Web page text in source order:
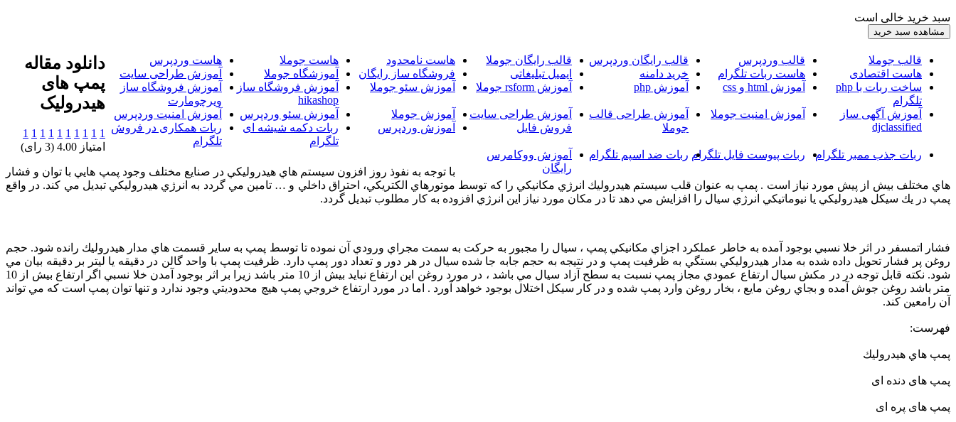
سبد خرید خالی است
قالب جوملا قالب وردپرس قالب رایگان وردپرس قالب رایگان جوملا هاست نامحدود هاست جوملا
هاست وردپرس
هاست اقتصادی
هاست ربات تلگرام خرید دامنه ایمیل تبلیغاتی فروشگاه ساز رایگان آموزشگاه جوملا
آموزش طراحی سایت
ساخت ربات با php
تلگرام
آموزش html و css آموزش php آموزش rsform جوملا آموزش سئو جوملا
آموزش فروشگاه ساز
hikashop
آموزش فروشگاه ساز
ویرچومارت
آموزش آگهی ساز
djclassified
آموزش امنیت جوملا
آموزش طراحی قالب
جوملا
آموزش طراحی سایت
فروش فایل
آموزش جوملا آموزش سئو وردپرس
آموزش امنیت وردپرس
آموزش وردپرس
ربات دکمه شیشه ای
تلگرام
ربات همکاری در فروش
تلگرام
ربات جذب ممبر تلگرام
ربات پیوست فایل تلگرام ربات ضد اسپم تلگرام
آموزش ووکامرس
رایگان
دانلود مقاله
پمپ های
هیدرولیک‎
1
1
1
1
1
1
1
1
1
1
امتیاز 4.00 (3 رای)
با توجه به نفوذ روز افزون سيستم هاي هيدروليكي در صنايع مختلف وجود پمپ هايي با توان و فشار
هاي مختلف بيش از پيش مورد نياز است . پمپ به عنوان قلب سيستم هيدروليك انرژي مكانيكي را كه توسط موتورهاي الكتريكي، احتراق داخلي و … تامين مي گردد به انرژي هيدروليكي تبديل مي كند. در واقع
پمپ در يك سيكل هيدروليكي يا نيوماتيكي انرژي سيال را افزايش مي دهد تا در مكان مورد نياز اين انرژي افزوده به كار مطلوب تبديل گردد.
فشار اتمسفر در اثر خلا نسبي بوجود آمده به خاطر عملكرد اجزاي مكانيكي پمپ ، سيال را مجبور به حركت به سمت مجراي ورودي آن نموده تا توسط پمپ به ساير قسمت هاي مدار هيدروليك رانده شود. حجم
روغن پر فشار تحويل داده شده به مدار هيدروليكي بستگي به ظرفيت پمپ و در نتيجه به حجم جابه جا شده سيال در هر دور و تعداد دور پمپ دارد. ظرفيت پمپ با واحد گالن در دقيقه يا ليتر بر دقيقه بيان مي
شود. نكته قابل توجه در در مكش سيال ارتفاع عمودي مجاز پمپ نسبت به سطح آزاد سيال مي باشد ، در مورد روغن اين ارتفاع نبايد بيش از 10 متر باشد زيرا بر اثر بوجود آمدن خلا نسبي اگر ارتفاع بيش از 10
متر باشد روغن جوش آمده و بجاي روغن مايع ، بخار روغن وارد پمپ شده و در كار سيكل اختلال بوجود خواهد آورد . اما در مورد ارتفاع خروجي پمپ هيچ محدوديتي وجود ندارد و تنها توان پمپ است كه مي تواند
آن رامعين كند.
فهرست:
پمپ هاي هيدروليك
پمپ های دنده ای
پمپ های پره ای